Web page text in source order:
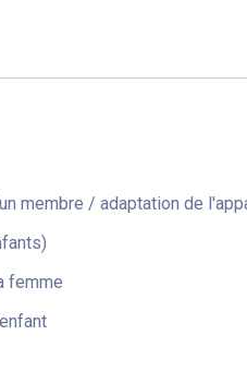
membre / adaptation de
femme